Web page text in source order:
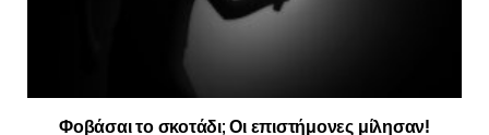
Φοβάσαι το σκοτάδι; Οι επιστήμονες μίλησαν!